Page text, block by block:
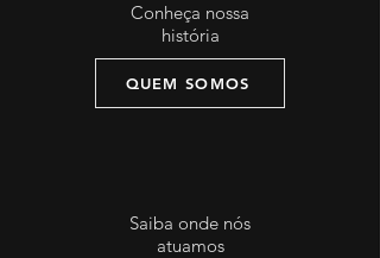
Conheça nossa
história
QUEM SOMOS
Saiba onde nós
atuamos